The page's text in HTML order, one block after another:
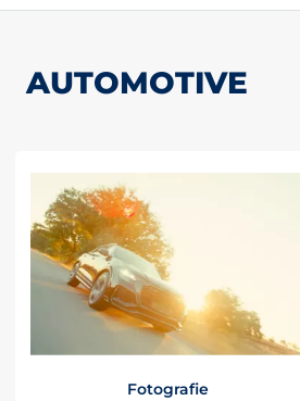
AUTOMOTIVE
Fotografie